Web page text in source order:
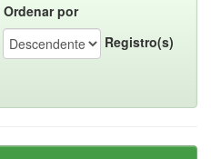
Ordenar por
Registro(s)